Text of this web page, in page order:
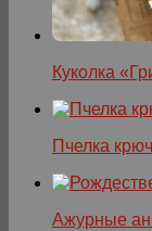
Куколка
Пчелка
Ажурные